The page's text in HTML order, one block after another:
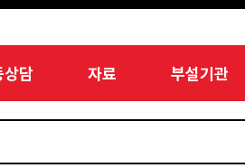
상담 자료 부설기관